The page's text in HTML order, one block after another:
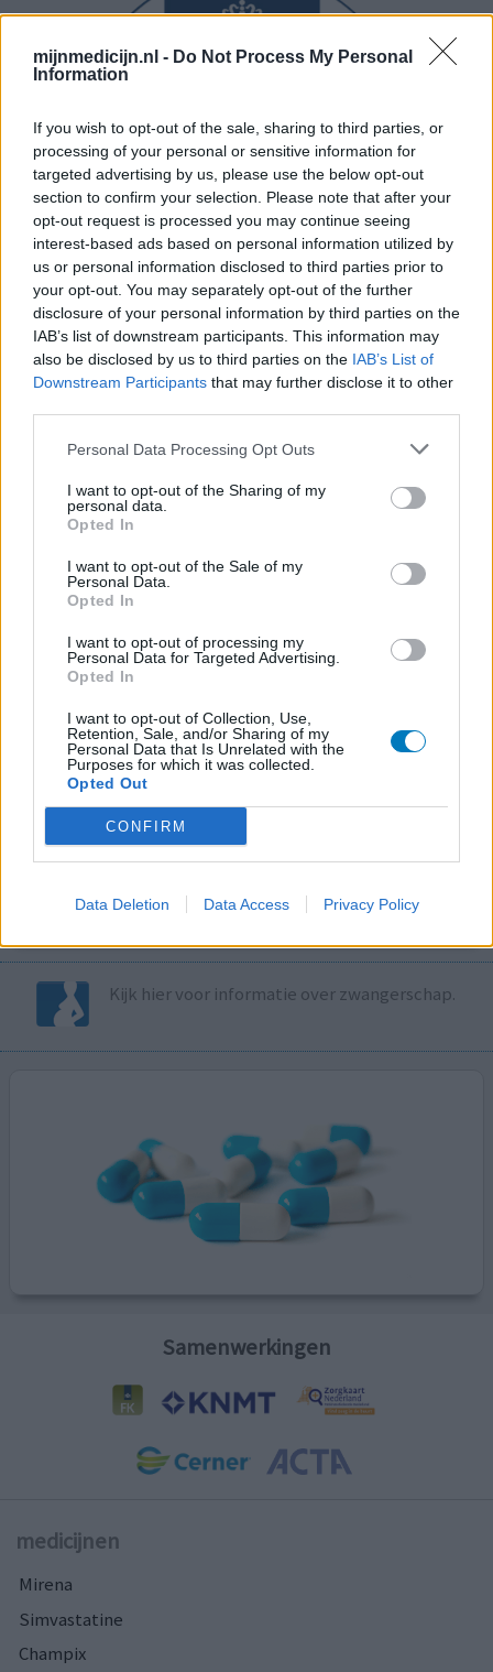
mijnmedicijn.nl - Do Not Process My Personal
Information
If you wish to opt-out of the sale, sharing to third parties, or
processing of your personal or sensitive information for
targeted advertising by us, please use the below opt-out
section to confirm your selection. Please note that after your
opt-out request is processed you may continue seeing
interest-based ads based on personal information utilized by
us or personal information disclosed to third parties prior to
your opt-out. You may separately opt-out of the further
disclosure of your personal information by third parties on the
IAB’s list of downstream participants. This information may
also be disclosed by us to third parties on the IAB’s List of
Downstream Participants that may further disclose it to other
Personal Data Processing Opt Outs
I want to opt-out of the Sharing of my
personal data.
Opted In
I want to opt-out of the Sale of my
Personal Data.
Opted In
I want to opt-out of processing my
Personal Data for Targeted Advertising.
Opted In
I want to opt-out of Collection, Use,
Retention, Sale, and/or Sharing of my
Personal Data that Is Unrelated with the
Purposes for which it was collected.
Opted Out
CONFIRM
Data Deletion Data Access Privacy Policy
Volg ons op...
MedicatieCombinatieCheck
Controleer nu zelf de combinatie van
uw medicijnen op interacties, snel en eenvoudig.
Kijk hier voor informatie over zwangerschap.
Samenwerkingen
medicijnen
Mirena
Simvastatine
Champix